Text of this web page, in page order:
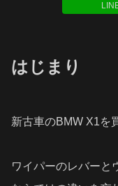
はじまり
新古車のBMW X1を
ワイパーのレバーと